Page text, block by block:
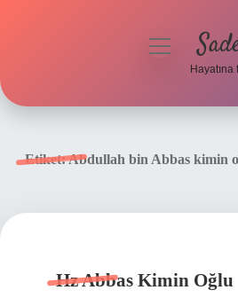
menüyü
Etiket:Abdullah bin Abbas kimin
Hz Abbas Kimin Oğlu